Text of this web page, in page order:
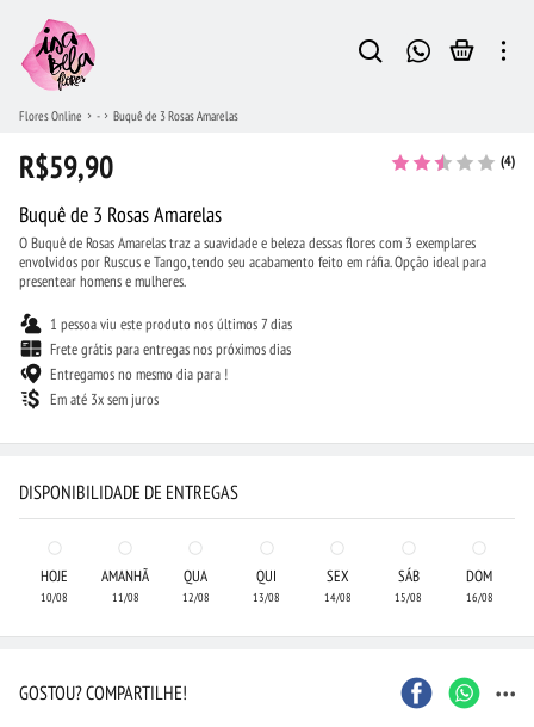
Flores Online - Buquê de 3 Rosas Amarelas
R$59,90 (4)
Buquê de 3 Rosas Amarelas
O Buquê de Rosas Amarelas traz a suavidade e beleza dessas flores com 3 exemplares
envolvidos por Ruscus e Tango, tendo seu acabamento feito em ráfia. Opção ideal para
presentear homens e mulheres.
1 pessoa viu este produto nos últimos 7 dias
Frete grátis para entregas nos próximos dias
Entregamos no mesmo dia para !
Em até 3x sem juros
DISPONIBILIDADE DE ENTREGAS
HOJE
10/08
AMANHÃ
11/08
QUA
12/08
QUI
13/08
SEX
14/08
SÁB
15/08
DOM
16/08
GOSTOU? COMPARTILHE! ...